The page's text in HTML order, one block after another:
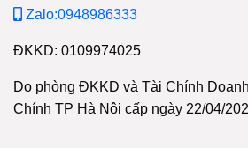
Zalo:0948986333
ĐKKD: 0109974025
Do phòng ĐKKD và Tài Chính
Chính TP Hà Nội cấp ngày 22/04/